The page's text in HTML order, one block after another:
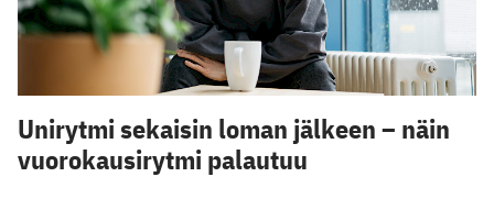
Unirytmi sekaisin loman jälkeen – näin
vuorokausirytmi palautuu